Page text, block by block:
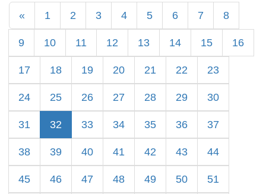
« 1 2 3 4 5 6 7 8
9 10 11 12 13 14 15 16
17 18 19 20 21 22 23
24 25 26 27 28 29 30
31 32 33 34 35 36 37
38 39 40 41 42 43 44
45 46 47 48 49 50 51